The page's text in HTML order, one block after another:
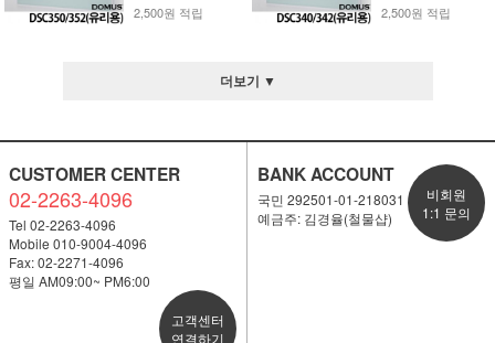
2,500원 적립 2,500원 적립
더보기 ▼
CUSTOMER CENTER
02-2263-4096
Tel 02-2263-4096
Mobile 010-9004-4096
Fax: 02-2271-4096
평일 AM09:00~ PM6:00
고객센터
연결하기
BANK ACCOUNT
국민 292501-01-218031
예금주: 김경율(철물샵)
비회원
1:1 문의